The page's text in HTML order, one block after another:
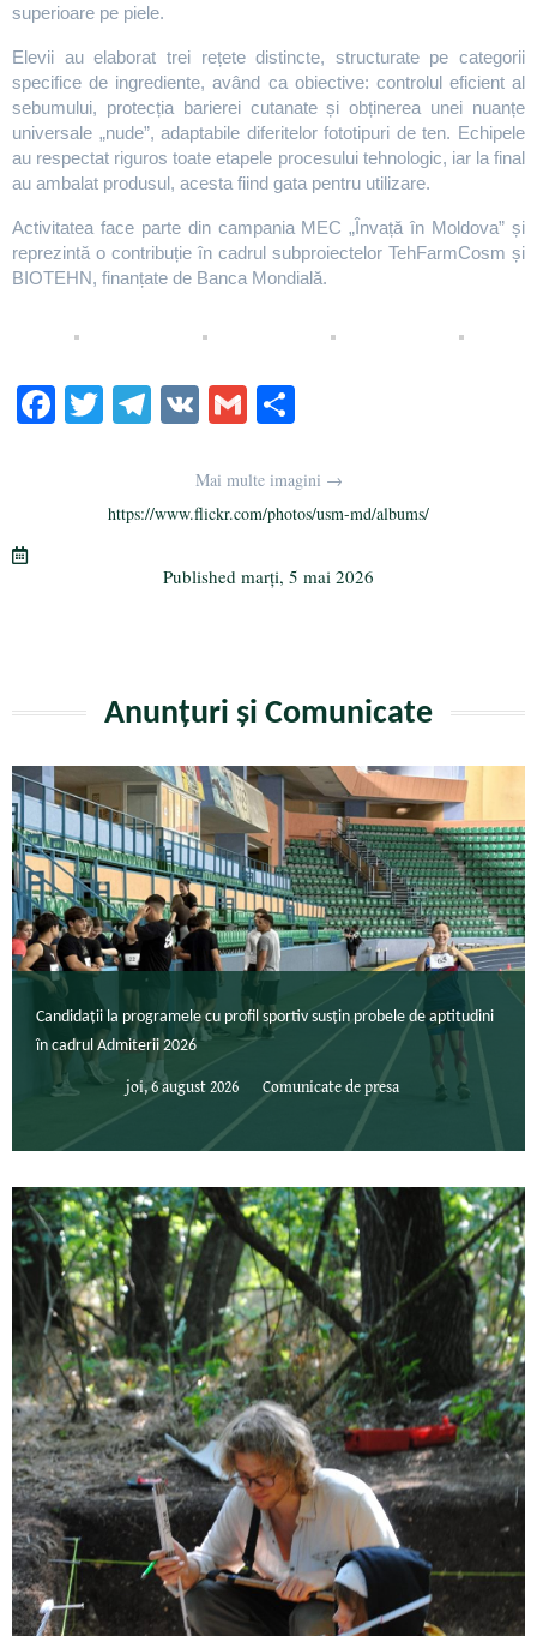
superioare pe piele.
Elevii au elaborat trei rețete distincte, structurate pe categorii
specifice de ingrediente, având ca obiective: controlul eficient al
sebumului, protecția barierei cutanate și obținerea unei nuanțe
universale „nude”, adaptabile diferitelor fototipuri de ten. Echipele
au respectat riguros toate etapele procesului tehnologic, iar la final
au ambalat produsul, acesta fiind gata pentru utilizare.
Activitatea face parte din campania MEC „Învață în Moldova” și
reprezintă o contribuție în cadrul subproiectelor TehFarmCosm și
BIOTEHN, finanțate de Banca Mondială.
Fa T
r
Te
a
m
V G
ailaj
ea
ză
Mai multe imagini →
https://www.flickr.com/photos/usm-md/albums/
Published marți, 5 mai 2026
Anunțuri și Comunicate
Candidații la programele cu profil sportiv susțin probele de aptitudini
în cadrul Admiterii 2026
joi, 6 august 2026 Comunicate de presa